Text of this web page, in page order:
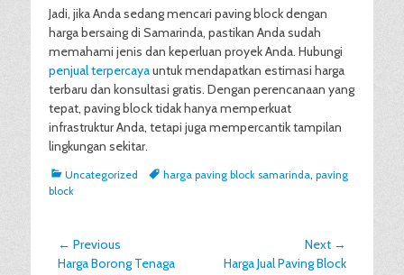
Jadi, jika Anda sedang mencari paving block dengan
harga bersaing di Samarinda, pastikan Anda sudah
memahami jenis dan keperluan proyek Anda. Hubungi
penjual terpercayauntuk mendapatkan estimasi harga
terbaru dan konsultasi gratis. Dengan perencanaan yang
tepat, paving block tidak hanya memperkuat
infrastruktur Anda, tetapi juga mempercantik tampilan
lingkungan sekitar.
Categories
Uncategorized Tagsharga paving block samarinda, paving
block
Post
navigation
← Previous
Previous
Harga Borong Tenaga
Next →
NextHarga Jual Paving Block